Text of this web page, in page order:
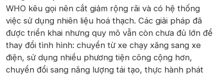
WHO kêu gọi nên cắt giảm rộng rãi và có hệ thống
việc sử dụng nhiên liệu hoá thạch. Các giải pháp đã
được triển khai nhưng quy mô vẫn còn chưa đủ lớn để
thay đổi tình hình: chuyển từ xe chạy xăng sang xe
điện, sử dụng nhiều phương tiện công cộng hơn,
chuyển đổi sang năng lượng tái tạo, thực hành phát